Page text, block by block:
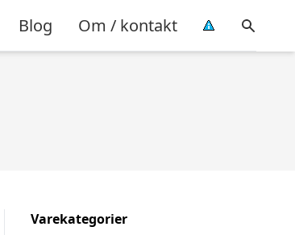
Blog Om / kontakt
Varekategorier